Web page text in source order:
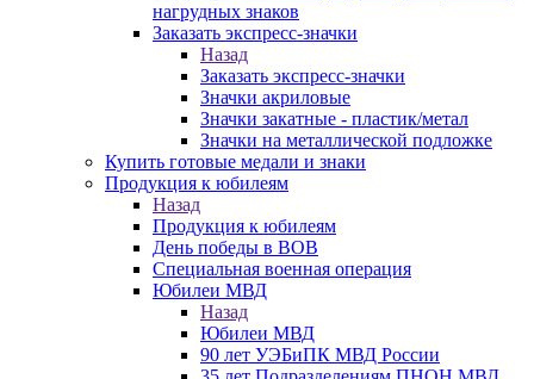
нагрудных знаков
Заказать экспресс-значки
Назад
Заказать экспресс-значки
Значки акриловые
Значки закатные - пластик/метал
Значки на металлической подложке
Купить готовые медали и знаки
Продукция к юбилеям
Назад
Продукция к юбилеям
День победы в ВОВ
Специальная военная операция
Юбилеи МВД
Назад
Юбилеи МВД
90 лет УЭБиПК МВД России